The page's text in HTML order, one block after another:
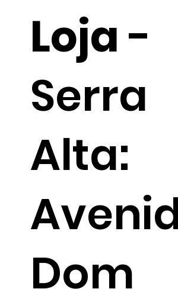
Loja-
Serra
Alta:
Dom